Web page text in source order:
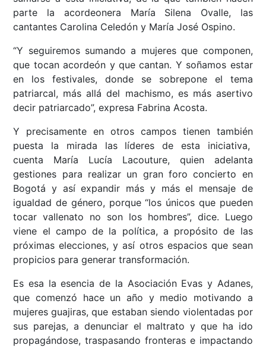
parte la acordeonera María Silena Ovalle, las
cantantes Carolina Celedón y María José Ospino.
“Y seguiremos sumando a mujeres que componen,
que tocan acordeón y que cantan. Y soñamos estar
en los festivales, donde se sobrepone el tema
patriarcal, más allá del machismo, es más asertivo
decir patriarcado”, expresa Fabrina Acosta.
Y precisamente en otros campos tienen también
puesta la mirada las líderes de esta iniciativa,
cuenta María Lucía Lacouture, quien adelanta
gestiones para realizar un gran foro concierto en
Bogotá y así expandir más y más el mensaje de
igualdad de género, porque “los únicos que pueden
tocar vallenato no son los hombres”, dice. Luego
viene el campo de la política, a propósito de las
próximas elecciones, y así otros espacios que sean
propicios para generar transformación.
Es esa la esencia de la Asociación Evas y Adanes,
que comenzó hace un año y medio motivando a
mujeres guajiras, que estaban siendo violentadas por
sus parejas, a denunciar el maltrato y que ha ido
propagándose, traspasando fronteras e impactando